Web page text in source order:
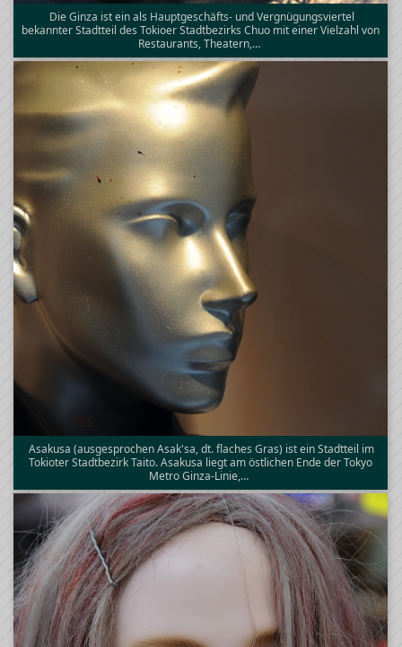
Die Ginza ist ein als Hauptgeschäfts- und Vergnügungsviertel
bekannter Stadtteil des Tokioer Stadtbezirks Chuo mit einer Vielzahl von
Restaurants, Theatern,…
Asakusa (ausgesprochen Asak'sa, dt. flaches Gras) ist ein Stadtteil im
Tokioter Stadtbezirk Taito. Asakusa liegt am östlichen Ende der Tokyo
Metro Ginza-Linie,…